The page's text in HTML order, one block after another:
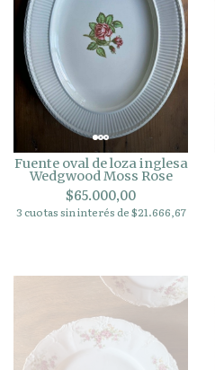
Fuente oval de loza inglesa
Wedgwood Moss Rose
$65.000,00
3 cuotas sin interés de $21.666,67